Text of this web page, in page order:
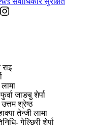
जा‌ङबु शेर्पा
श्रेष्ठ
तेन्जी लामा
गेल्छिरी शेर्पा